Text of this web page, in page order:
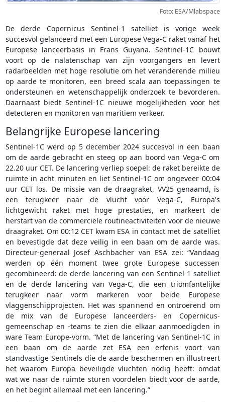
Foto: ESA/Mlabspace
De derde Copernicus Sentinel-1 satelliet is vorige week
succesvol gelanceerd met een Europese Vega-C raket vanaf het
Europese lanceerbasis in Frans Guyana. Sentinel-1C bouwt
voort op de nalatenschap van zijn voorgangers en levert
radarbeelden met hoge resolutie om het veranderende milieu
op aarde te monitoren, een breed scala aan toepassingen te
ondersteunen en wetenschappelijk onderzoek te bevorderen.
Daarnaast biedt Sentinel-1C nieuwe mogelijkheden voor het
detecteren en monitoren van maritiem verkeer.
Belangrijke Europese lancering
Sentinel-1C werd op 5 december 2024 succesvol in een baan
om de aarde gebracht en steeg op aan boord van Vega-C om
22.20 uur CET. De lancering verliep soepel: de raket bereikte de
ruimte in acht minuten en liet Sentinel-1C om ongeveer 00:04
uur CET los. De missie van de draagraket, VV25 genaamd, is
een terugkeer naar de vlucht voor Vega-C, Europa's
lichtgewicht raket met hoge prestaties, en markeert de
herstart van de commerciële routineactiviteiten voor de nieuwe
draagraket. Om 00:12 CET kwam ESA in contact met de satelliet
en bevestigde dat deze veilig in een baan om de aarde was.
Directeur-generaal Josef Aschbacher van ESA zei: “Vandaag
werden op één moment twee grote Europese successen
gecombineerd: de derde lancering van een Sentinel-1 satelliet
en de derde lancering van Vega-C, die een triomfantelijke
terugkeer naar vorm markeren voor beide Europese
vlaggenschipprojecten. Het was spannend en ontroerend om
de mix van de Europese lanceerders- en Copernicus-
gemeenschap en -teams te zien die elkaar aanmoedigden in
ware Team Europe-vorm. “Met de lancering van Sentinel-1C in
een baan om de aarde zet ESA een erfenis voort van
standvastige Sentinels die de aarde beschermen en illustreert
het waarom Europa beveiligde vluchten nodig heeft: omdat
wat we naar de ruimte sturen voordelen biedt voor de aarde,
en het begint allemaal met een lancering.”